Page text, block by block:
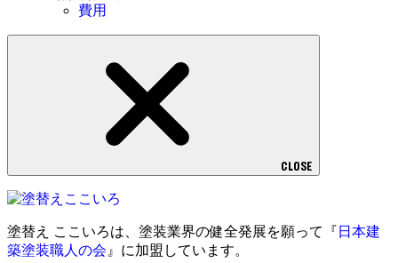
費用
CLOSE
塗替え ここいろは、塗装業界の健全発展を願って『 日本建
築塗装職人の会 』に加盟しています。